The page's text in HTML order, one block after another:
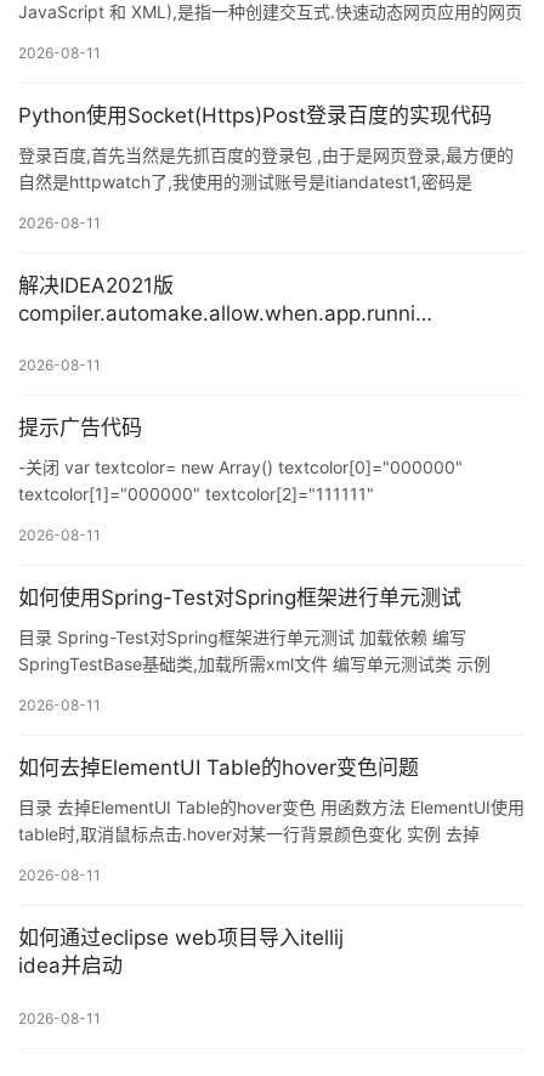
JavaScript 和 XML),是指一种创建交互式.快速动态网页应用的网页
通过在后台与服务器进行少量数据交换,Ajax 可以使网页实现异步更
行更新. C#如何使用ajax 1.首先下载ajax.dll,一个百度一下都有下载
的!自行查找. 2.把ajax.dl
2026-08-11
Python使用Socket(Https)Post登录百度的实现代码
登录百度,首先当然是先抓百度的登录包 ,由于是网页登录,最方便的
自然是httpwatch了,我使用的测试账号是itiandatest1,密码是
Accept: image/jpeg, application/x-ms-application, image/gif,
application/v
2026-08-11
解决IDEA2021版
compiler.automake.allow.when.app.running
2026-08-11
提示广告代码
-关闭 var textcolor= new Array() textcolor[0]="000000"
textcolor[1]="000000" textcolor[2]="111111"
textcolor[5]="333333" textcolor[6]="444444"
2026-08-11
如何使用Spring-Test对Spring框架进行单元测试
目录 Spring-Test对Spring框架进行单元测试 加载依赖 编写
SpringTestBase基础类,加载所需xml文件 编写单元测试类 示例
赖 3.测试方法 Spring-Test对Spring框架进行单元测试 配置过程: 加
<dependency> <groupId>org.springframew
2026-08-11
如何去掉ElementUI Table的hover变色问题
目录 去掉ElementUI Table的hover变色 用函数方法 ElementUI使用
table时,取消鼠标点击.hover对某一行背景颜色变化 实例 去掉
特效我们不想要,去掉又不知道怎么去掉. 比如Table的hover变色. 其
<el-table :cell-style="{background:'#f5f5f5'}&
2026-08-11
如何通过eclipse web项目导入itellij
idea并启动
2026-08-11